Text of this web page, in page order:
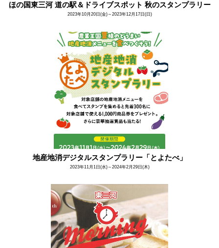
ほの国東三河 道の駅＆ドライブスポット 秋のスタンプラリー
2023年10月20日(金)～2023年12月17日(日)
地産地消デジタルスタンプラリー「とよたべ」
2023年11月1日(水)～2024年2月29日(木)